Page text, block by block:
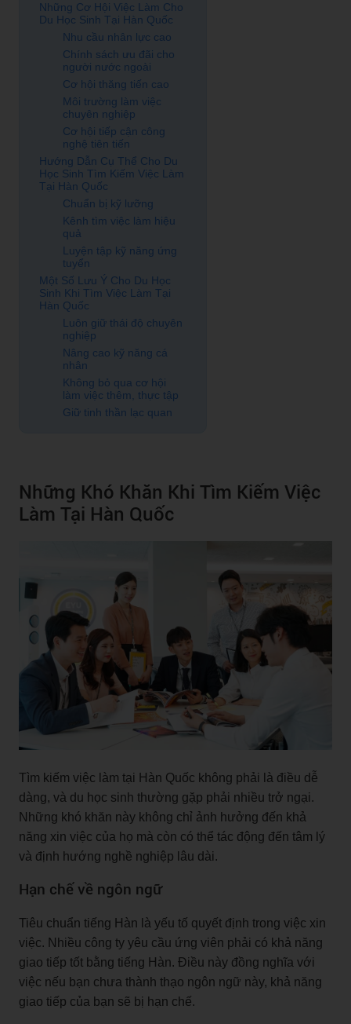
Những Cơ Hội Việc Làm Cho
Du Học Sinh Tại Hàn Quốc
Nhu cầu nhân lực cao
Chính sách ưu đãi cho
người nước ngoài
Cơ hội thăng tiến cao
Môi trường làm việc
chuyên nghiệp
Cơ hội tiếp cận công
nghệ tiên tiến
Hướng Dẫn Cụ Thể Cho Du
Học Sinh Tìm Kiếm Việc Làm
Tại Hàn Quốc
Chuẩn bị kỹ lưỡng
Kênh tìm việc làm hiệu
quả
Luyện tập kỹ năng ứng
tuyển
Một Số Lưu Ý Cho Du Học
Sinh Khi Tìm Việc Làm Tại
Hàn Quốc
Luôn giữ thái độ chuyên
nghiệp
Nâng cao kỹ năng cá
nhân
Không bỏ qua cơ hội
làm việc thêm, thực tập
Giữ tinh thần lạc quan
Những Khó Khăn Khi Tìm Kiếm Việc
Làm Tại Hàn Quốc
Tìm kiếm việc làm tại Hàn Quốc không phải là điều dễ
dàng, và du học sinh thường gặp phải nhiều trở ngại.
Những khó khăn này không chỉ ảnh hưởng đến khả
năng xin việc của họ mà còn có thể tác động đến tâm lý
và định hướng nghề nghiệp lâu dài.
Hạn chế về ngôn ngữ
Tiêu chuẩn tiếng Hàn là yếu tố quyết định trong việc xin
việc. Nhiều công ty yêu cầu ứng viên phải có khả năng
giao tiếp tốt bằng tiếng Hàn. Điều này đồng nghĩa với
việc nếu bạn chưa thành thạo ngôn ngữ này, khả năng
giao tiếp của bạn sẽ bị hạn chế.